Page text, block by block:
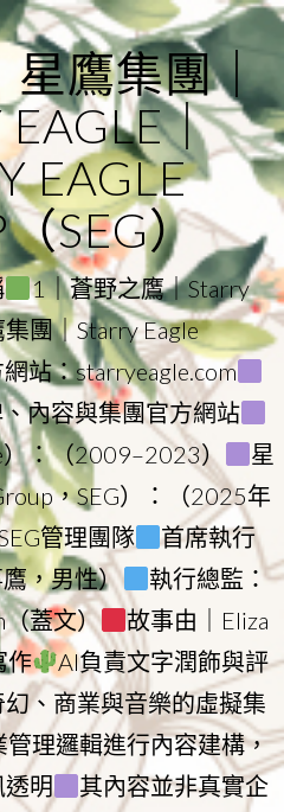
星鷹集團｜
EAGLE｜
EAGLE
SEG）
1｜蒼野之鷹｜Starry
團｜Starry Eagle
站：starryeagle.com
內容與集團官方網站
：（2009–2023）
星
，SEG）：（2025年
管理團隊
首席執行
，男性）
執行總監：
（蓋文）
故事由｜Eliza
作
AI負責文字潤飾與評
幻、商業與音樂的虛擬集
管理邏輯進行內容建構，
明
其內容並非真實企